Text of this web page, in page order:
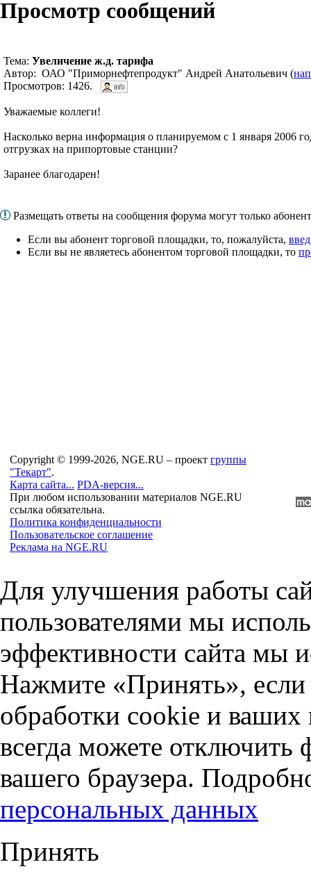
Просмотр сообщений
Тема: Увеличение ж.д. тарифа
Автор: ОАО "Приморнефтепродукт" Андрей Анатольевич (
Просмотров: 1426.
Уважаемые коллеги!
Насколько верна информация о планируемом с 1 января 2006
отгрузках на припортовые станции?
Заранее благодарен!
Размещать ответы на сообщения форума могут только
Если вы абонент торговой площадки, то, пожалуйста,
Если вы не являетесь абонентом торговой площадки, то
Copyright © 1999-2026, NGE.RU – проект группы
"Текарт".
Карта сайта... PDA-версия...
При любом использовании материалов NGE.RU
ссылка обязательна.
Политика конфиденциальности
Пользовательское соглашение
Реклама на NGE.RU
Для улучшения работы
пользователями мы
эффективности сайта мы
Нажмите «Принять», если
обработки cookie и
всегда можете отключить
вашего браузера.
персональных данных
Принять